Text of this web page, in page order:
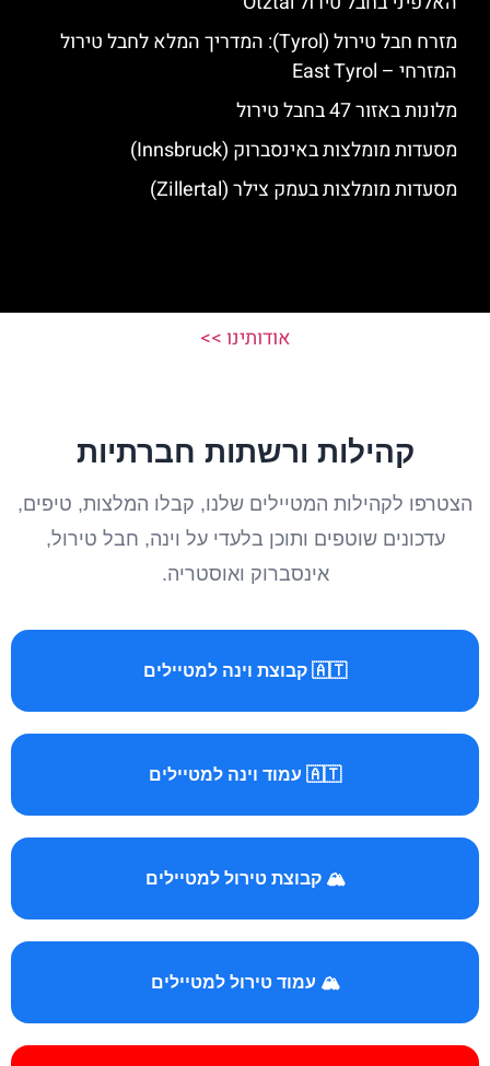
מזרח חבל טירול (Tyrol): המדריך המלא לחבל טירול
המזרחי – East Tyrol
מלונות באזור 47 בחבל טירול
מסעדות מומלצות באינסברוק (Innsbruck)
מסעדות מומלצות בעמק צילר (Zillertal)
אודותינו >>
קהילות ורשתות חברתיות
הצטרפו לקהילות המטיילים שלנו, קבלו המלצות, טיפים,
עדכונים שוטפים ותוכן בלעדי על וינה, חבל טירול,
אינסברוק ואוסטריה.
🇦🇹 קבוצת וינה למטיילים
🇦🇹 עמוד וינה למטיילים
🏔️ קבוצת טירול למטיילים
🏔️ עמוד טירול למטיילים